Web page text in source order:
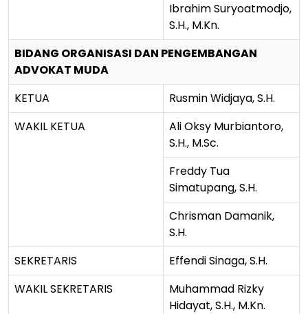
Ibrahim Suryoatmodjo,
S.H., M.Kn.
BIDANG ORGANISASI DAN PENGEMBANGAN
ADVOKAT MUDA
KETUA
Rusmin Widjaya, S.H.
WAKIL KETUA
Ali Oksy Murbiantoro,
S.H., M.Sc.
Freddy Tua
Simatupang, S.H.
Chrisman Damanik,
S.H.
SEKRETARIS
Effendi Sinaga, S.H.
WAKIL SEKRETARIS
Muhammad Rizky
Hidayat, S.H., M.Kn.